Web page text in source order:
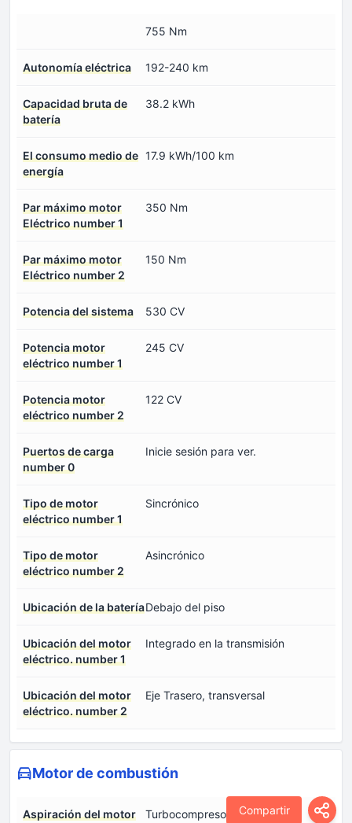
Compartir
755 Nm
Autonomía eléctrica 192-240 km
Capacidad bruta de
batería
38.2 kWh
El consumo medio de
energía
17.9 kWh/100 km
Par máximo motor
Eléctrico number 1
350 Nm
Par máximo motor
Eléctrico number 2
150 Nm
Potencia del sistema 530 CV
Potencia motor
eléctrico number 1
245 CV
Potencia motor
eléctrico number 2
122 CV
Puertos de carga
number 0
Inicie sesión para ver.
Tipo de motor
eléctrico number 1
Sincrónico
Tipo de motor
eléctrico number 2
Asincrónico
Ubicación de la bateríaDebajo del piso
Ubicación del motor
eléctrico. number 1
Integrado en la transmisión
Ubicación del motor
eléctrico. number 2
Eje Trasero, transversal
Motor de combustión
Aspiración del motor Turbocompresor, Intercooler